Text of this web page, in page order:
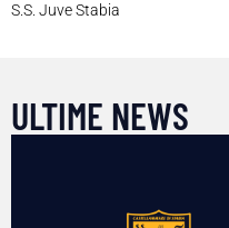
S.S. Juve Stabia
ULTIME NEWS